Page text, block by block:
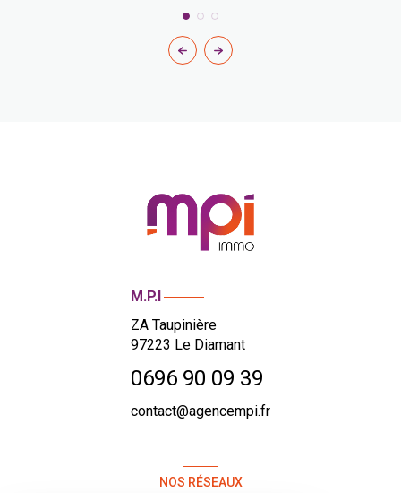
M.P.I
ZA Taupinière
97223 Le Diamant
0696 90 09 39
contact@agencempi.fr
NOS RÉSEAUX